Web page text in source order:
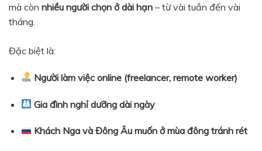
mà còn nhiều người chọn ở dài hạn – từ vài tuần đến vài
tháng.
Đặc biệt là:
Người làm việc online (freelancer, remote worker)
Gia đình nghỉ dưỡng dài ngày
Khách Nga và Đông Âu muốn ở mùa đông tránh rét